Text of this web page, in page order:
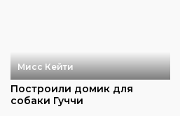
Мисс Кейти
Построили домик для
собаки Гуччи